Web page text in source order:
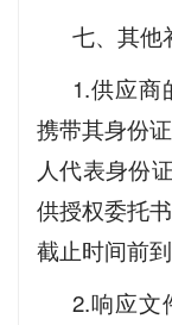
七、其他
1.供应商
携带其身份
人代表身份
供授权委托
截止时间前
2.响应文